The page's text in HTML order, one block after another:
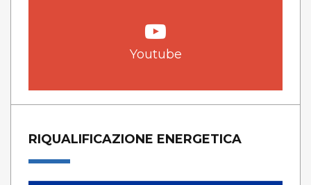
Youtube
RIQUALIFICAZIONE ENERGETICA